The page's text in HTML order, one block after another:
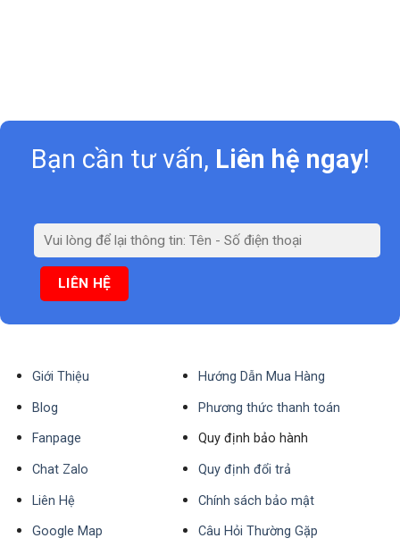
Bạn cần tư vấn, Liên hệ ngay!
Giới Thiệu
Blog
Fanpage
Chat Zalo
Liên Hệ
Google Map
Hướng Dẫn Mua Hàng
Phương thức thanh toán
Quy định bảo hành
Quy định đổi trả
Chính sách bảo mật
Câu Hỏi Thường Gặp